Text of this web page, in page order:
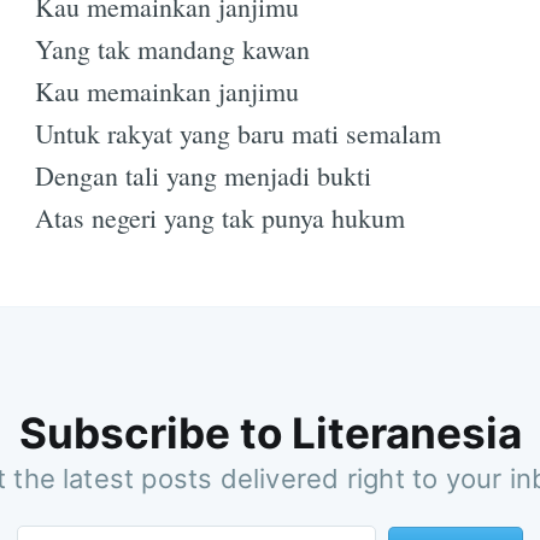
Yang tak mandang kawan
Kau memainkan janjimu
Untuk rakyat yang baru mati semalam
Dengan tali yang menjadi bukti
Atas negeri yang tak punya hukum
Subscribe to Literanesia
the latest posts delivered right to your